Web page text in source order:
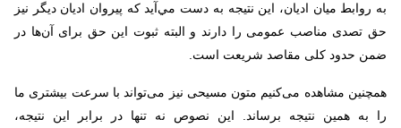
به روابط میان ادیان، این نتیجه به دست مي‌آيد که پیروان ادیان دیگر نیز
حق تصدی مناصب عمومى را دارند و البته ثبوت این حق برای آن‌ها در
ضمن حدود کلی مقاصد شريعت است.
همچنین مشاهده می‌کنیم متون مسیحی نیز می‌تواند با سرعت بیشتری ما
را به همین نتیجه برساند. این نصوص نه تنها در برابر این نتیجه،